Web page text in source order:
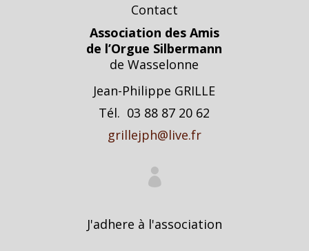
Contact
Association des Amis
de l’Orgue Silbermann
de Wasselonne
Jean-Philippe GRILLE
Tél. 03 88 87 20 62
grillejph@live.fr

J'adhere à l'association